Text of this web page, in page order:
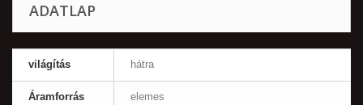
ADATLAP
világítás hátra
Áramforrás elemes